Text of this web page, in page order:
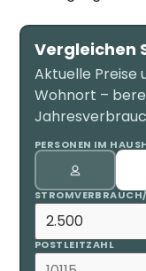
Vergleichen
Aktuelle Preise
Wohnort –
PERSONEN IM
POSTLEITZAHL